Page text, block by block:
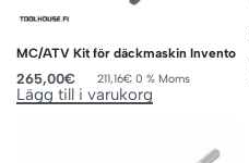
MC/ATV Kit för däckmaskin Invento
265,00€ 211,16€ 0 % Moms
Lägg till i varukorg